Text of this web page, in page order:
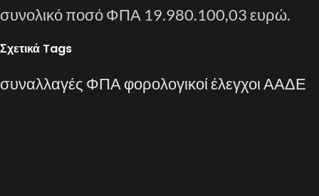
συνολικό ποσό ΦΠΑ 19.980.100,03 ευρώ.
Σχετικά Tags
συναλλαγές ΦΠΑ φορολογικοί έλεγχοιΑΑΔΕ